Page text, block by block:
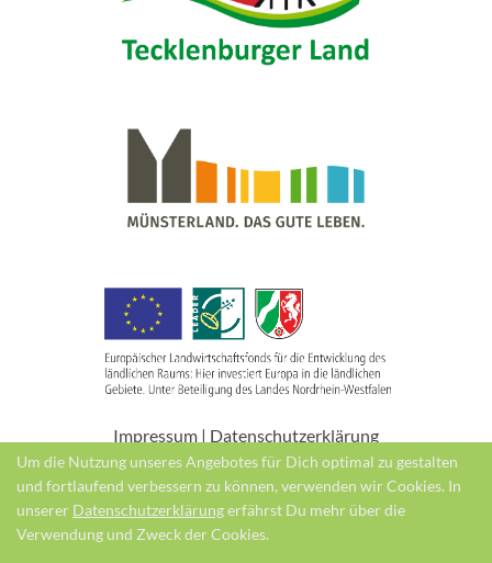
Impressum | Datenschutzerklärung
© 2026 | Ein Produkt der
Um die Nutzung unseres Angebotes für Dich optimal zu gestalten
und fortlaufend verbessern zu können, verwenden wir Cookies. In
unserer Datenschutzerklärungerfährst Du mehr über die
Verwendung und Zweck der Cookies.